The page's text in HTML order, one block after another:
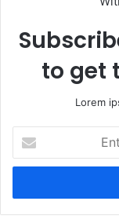
to get
Lorem
your
Email